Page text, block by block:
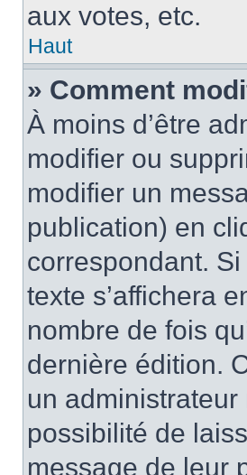
aux votes, etc.
Haut
» Comment
À moins d’être
modifier ou
modifier un
publication) en
correspondant.
texte s’affichera
nombre de fois
dernière édition.
un
possibilité de
message de leur